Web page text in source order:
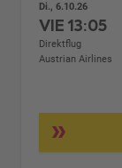
Di., 6.10.26
VIE13:05
Direktflug
Austrian Airlines